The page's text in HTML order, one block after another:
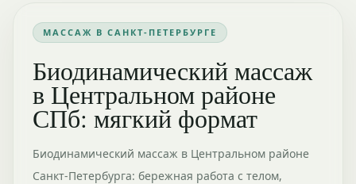
МАССАЖ В САНКТ-ПЕТЕРБУРГЕ
Биодинамический массаж
в Центральном районе
СПб: мягкий формат
Биодинамический массаж в Центральном районе
Санкт-Петербурга: бережная работа с телом,